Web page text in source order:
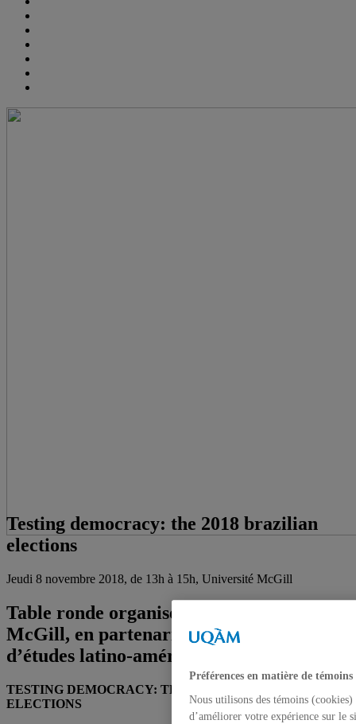
Testing democracy: the 2018 brazilian
elections
Jeudi 8 novembre 2018, de 13h à 15h, Université McGill
Table ronde organisée par l’Université
McGill, en partenariat avec le Réseau
d’études latino-américaine de Montréal
TESTING DEMOCRACY: THE 2018 BRAZILIAN
ELECTIONS
Préférences en matière de témoins
Nous utilisons des témoins
d’améliorer votre expérience sur le